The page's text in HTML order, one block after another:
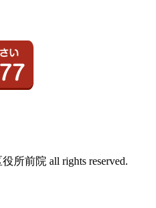
所前院 all rights reserved.